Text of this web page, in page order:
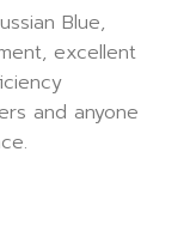
Blue,
excellent
and anyone